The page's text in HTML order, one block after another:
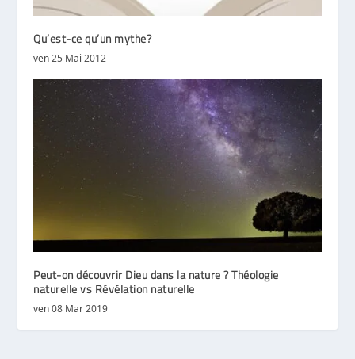
Qu’est-ce qu’un mythe?
ven 25 Mai 2012
Peut-on découvrir Dieu dans la nature ? Théologie
naturelle vs Révélation naturelle
ven 08 Mar 2019